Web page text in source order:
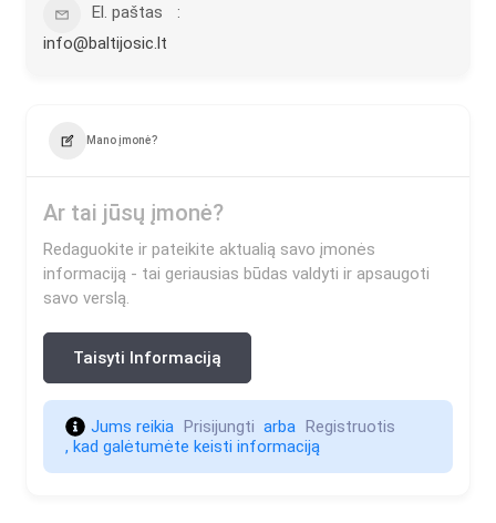
El. paštas
info@baltijosic.lt
Mano įmonė?
Ar tai jūsų įmonė?
Redaguokite ir pateikite aktualią savo įmonės
informaciją - tai geriausias būdas valdyti ir apsaugoti
savo verslą.
Taisyti Informaciją
Jums reikia Prisijungti arba Registruotis
, kad galėtumėte keisti informaciją